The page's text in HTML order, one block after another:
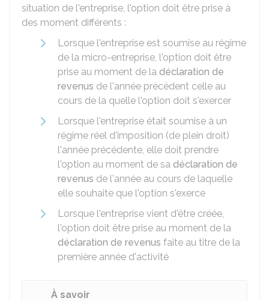
situation de l'entreprise, l'option doit être prise à
des moment différents :
Lorsque l'entreprise est soumise au régime
de la micro-entreprise, l'option doit être
prise au moment de la déclaration de
revenus de l'année précédent celle au
cours de la quelle l'option doit s'exercer
Lorsque l'entreprise était soumise à un
régime réel d'imposition (de plein droit)
l'année précédente, elle doit prendre
l'option au moment de sa déclaration de
revenus de l'année au cours de laquelle
elle souhaite que l'option s'exerce
Lorsque l'entreprise vient d'être créée,
l'option doit être prise au moment de la
déclaration de revenus faite au titre de la
première année d'activité
À savoir